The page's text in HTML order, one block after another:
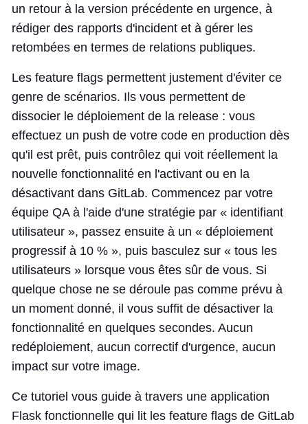
un retour à la version précédente en urgence, à
rédiger des rapports d'incident et à gérer les
retombées en termes de relations publiques.
Les feature flags permettent justement d'éviter ce
genre de scénarios. Ils vous permettent de
dissocier le déploiement de la release : vous
effectuez un push de votre code en production dès
qu'il est prêt, puis contrôlez qui voit réellement la
nouvelle fonctionnalité en l'activant ou en la
désactivant dans GitLab. Commencez par votre
équipe QA à l'aide d'une stratégie par « identifiant
utilisateur », passez ensuite à un « déploiement
progressif à 10 % », puis basculez sur « tous les
utilisateurs » lorsque vous êtes sûr de vous. Si
quelque chose ne se déroule pas comme prévu à
un moment donné, il vous suffit de désactiver la
fonctionnalité en quelques secondes. Aucun
redéploiement, aucun correctif d'urgence, aucun
impact sur votre image.
Ce tutoriel vous guide à travers une application
Flask fonctionnelle qui lit les feature flags de GitLab